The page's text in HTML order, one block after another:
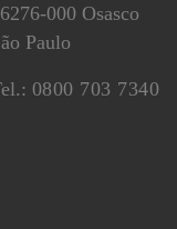
000 Osasco
Paulo
0800 703 7340